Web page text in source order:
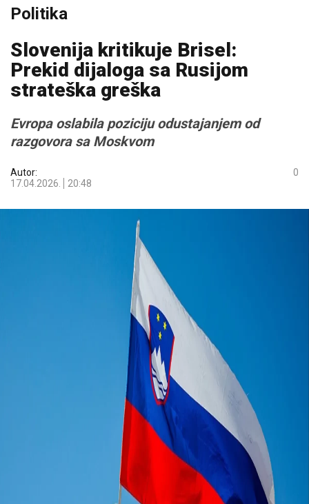
Politika
Slovenija kritikuje Brisel:
Prekid dijaloga sa Rusijom
strateška greška
Evropa oslabila poziciju odustajanjem od
razgovora sa Moskvom
Autor:
17.04.2026.
20:48
0